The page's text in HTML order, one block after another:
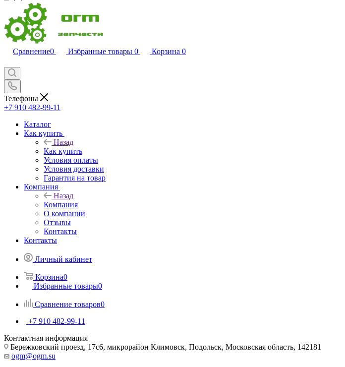
Сравнение0 Избранные товары 0 Корзина 0
Телефоны
+7 910 482-99-11
Каталог
Как купить
Назад
Как купить
Условия оплаты
Условия доставки
Гарантия на товар
Компания
Назад
Компания
О компании
Отзывы
Контакты
Контакты
Личный кабинет
Корзина0
Избранные товары0
Сравнение товаров0
+7 910 482-99-11
Контактная информация
Бережковский проезд, 17с6, микрорайон Климовск, Подольск, Московская область, 142181
ogm@ogm.su